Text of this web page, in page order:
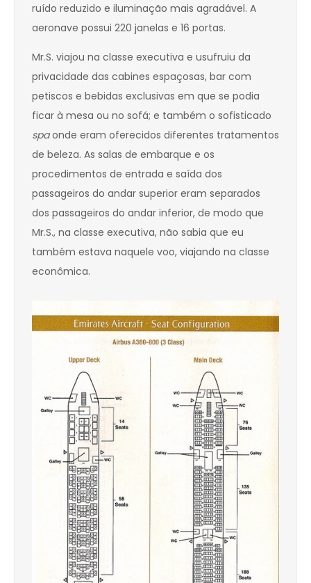
ruído reduzido e iluminação mais agradável. A
aeronave possui 220 janelas e 16 portas.
Mr.S. viajou na classe executiva e usufruiu da
privacidade das cabines espaçosas, bar com
petiscos e bebidas exclusivas em que se podia
ficar à mesa ou no sofá; e também o sofisticado
spaonde eram oferecidos diferentes tratamentos
de beleza. As salas de embarque e os
procedimentos de entrada e saída dos
passageiros do andar superior eram separados
dos passageiros do andar inferior, de modo que
Mr.S., na classe executiva, não sabia que eu
também estava naquele voo, viajando na classe
econômica.